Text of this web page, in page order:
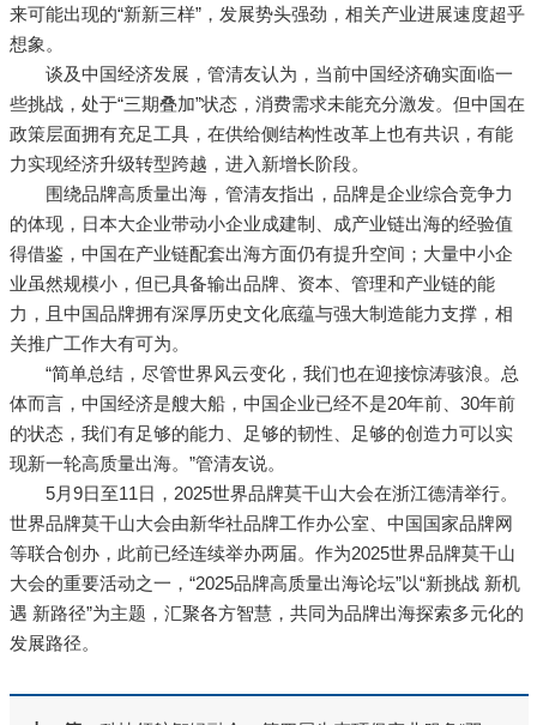
来可能出现的“新新三样”，发展势头强劲，相关产业进展速度超乎
想象。
谈及中国经济发展，管清友认为，当前中国经济确实面临一
些挑战，处于“三期叠加”状态，消费需求未能充分激发。但中国在
政策层面拥有充足工具，在供给侧结构性改革上也有共识，有能
力实现经济升级转型跨越，进入新增长阶段。
围绕品牌高质量出海，管清友指出，品牌是企业综合竞争力
的体现，日本大企业带动小企业成建制、成产业链出海的经验值
得借鉴，中国在产业链配套出海方面仍有提升空间；大量中小企
业虽然规模小，但已具备输出品牌、资本、管理和产业链的能
力，且中国品牌拥有深厚历史文化底蕴与强大制造能力支撑，相
关推广工作大有可为。
“简单总结，尽管世界风云变化，我们也在迎接惊涛骇浪。总
体而言，中国经济是艘大船，中国企业已经不是20年前、30年前
的状态，我们有足够的能力、足够的韧性、足够的创造力可以实
现新一轮高质量出海。”管清友说。
5月9日至11日，2025世界品牌莫干山大会在浙江德清举行。
世界品牌莫干山大会由新华社品牌工作办公室、中国国家品牌网
等联合创办，此前已经连续举办两届。作为2025世界品牌莫干山
大会的重要活动之一，“2025品牌高质量出海论坛”以“新挑战 新机
遇 新路径”为主题，汇聚各方智慧，共同为品牌出海探索多元化的
发展路径。